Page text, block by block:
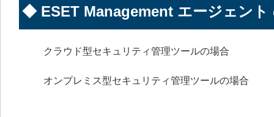
◆ ESET Management エージェント
クラウド型セキュリティ管理ツールの場合
オンプレミス型セキュリティ管理ツールの場合